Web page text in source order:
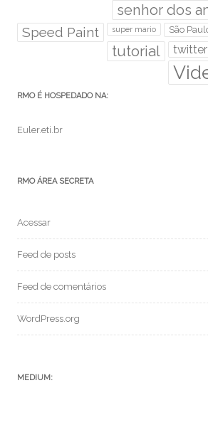
senhor dos
Speed Paint super mario São
tutorial twitter
RMO É HOSPEDADO NA:
Euler.eti.br
RMO ÁREA SECRETA
Acessar
Feed de posts
Feed de comentários
WordPress.org
MEDIUM: